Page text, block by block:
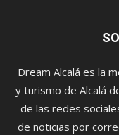
Dream Alcalá es la
y turismo de Alcalá
de las redes
de noticias por